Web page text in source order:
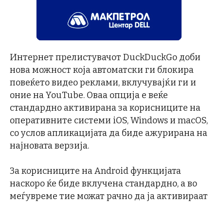
Интернет прелистувачот DuckDuckGo доби
нова можност која автоматски ги блокира
повеќето видео реклами, вклучувајќи ги и
оние на YouTube. Оваа опција е веќе
стандардно активирана за корисниците на
оперативните системи iOS, Windows и macOS,
со услов апликацијата да биде ажурирана на
најновата верзија.
За корисниците на Android функцијата
наскоро ќе биде вклучена стандардно, а во
меѓувреме тие можат рачно да ја активираат